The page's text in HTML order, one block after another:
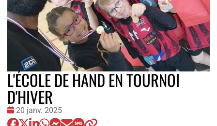
L'ÉCOLE DE HAND EN TOURNOI
D'HIVER
Date
:
20 janv. 2025